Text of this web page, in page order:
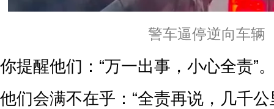
警车逼停逆向车辆
你提醒他们：“万一出事，小心全责”
他们会满不在乎：“全责再说，几千公